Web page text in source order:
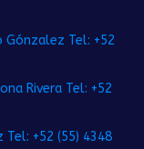
Gónzalez Tel: +52
Rivera Tel: +52
Tel: +52 (55) 4348